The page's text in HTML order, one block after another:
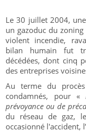
Le 30 juillet 2004,
un gazoduc du
violent incendie,
bilan humain fut
décédées, dont cinq
des entreprises
Au terme du
condamnés, pour «
prévoyance ou de
du réseau de gaz,
occasionné l'accident,